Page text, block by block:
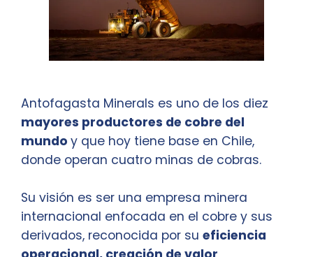
Antofagasta Minerals es uno de los diez
mayores productores de cobre del
mundo y que hoy tiene base en Chile,
donde operan cuatro minas de cobras.
Su visión es ser una empresa minera
internacional enfocada en el cobre y sus
derivados, reconocida por su eficiencia